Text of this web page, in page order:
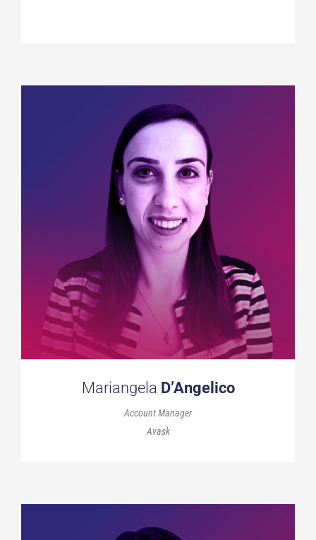
Mariangela D’Angelico
Account Manager
Avask